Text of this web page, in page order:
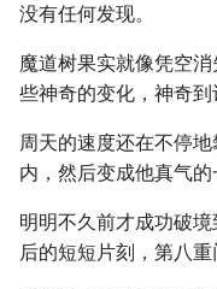
没有任何发现。
魔道树果实就像凭空
些神奇的变化，神奇到
周天的速度还在不停
内，然后变成他真气的
明明不久前才成功破
后的短短片刻，第八重